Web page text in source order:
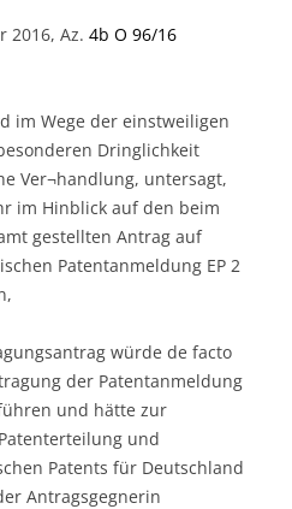
2016, Az. 4b O 96/16
im Wege der einstweiligen
Dringlichkeit
Ver¬handlung, untersagt,
im Hinblick auf den beim
gestellten Antrag auf
Patentanmeldung EP 2
würde de facto
der Patentanmeldung
und hätte zur
und
Patents für Deutschland
Antragsgegnerin